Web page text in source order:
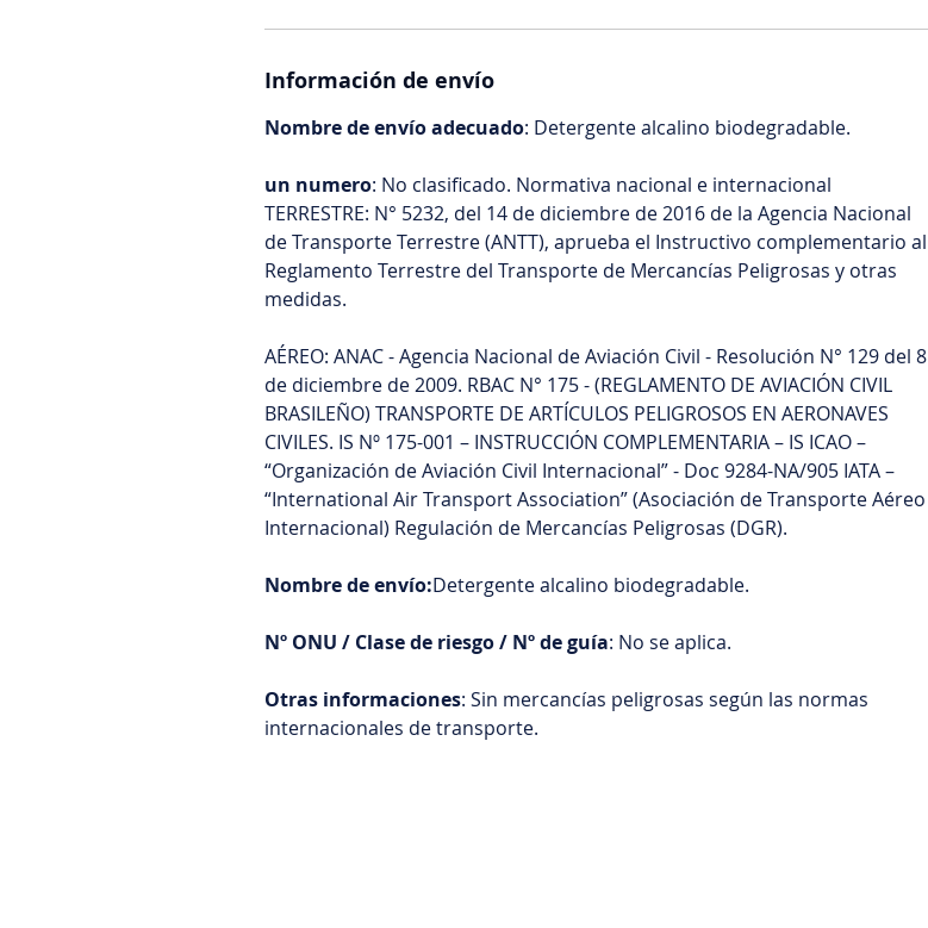
Información de envío
Nombre de envío adecuado: Detergente alcalino biodegradable.
un numero: No clasificado. Normativa nacional e internacional
TERRESTRE: N° 5232, del 14 de diciembre de 2016 de la Agencia Nacional
de Transporte Terrestre (ANTT), aprueba el Instructivo complementario al
Reglamento Terrestre del Transporte de Mercancías Peligrosas y otras
medidas.
AÉREO: ANAC - Agencia Nacional de Aviación Civil - Resolución N° 129 del 8
de diciembre de 2009. RBAC N° 175 - (REGLAMENTO DE AVIACIÓN CIVIL
BRASILEÑO) TRANSPORTE DE ARTÍCULOS PELIGROSOS EN AERONAVES
CIVILES. IS Nº 175-001 – INSTRUCCIÓN COMPLEMENTARIA – IS ICAO –
“Organización de Aviación Civil Internacional” - Doc 9284-NA/905 IATA –
“International Air Transport Association” (Asociación de Transporte Aéreo
Internacional) Regulación de Mercancías Peligrosas (DGR).
Nombre de envío:Detergente alcalino biodegradable.
Nº ONU / Clase de riesgo / Nº de guía: No se aplica.
Otras informaciones: Sin mercancías peligrosas según las normas
internacionales de transporte.